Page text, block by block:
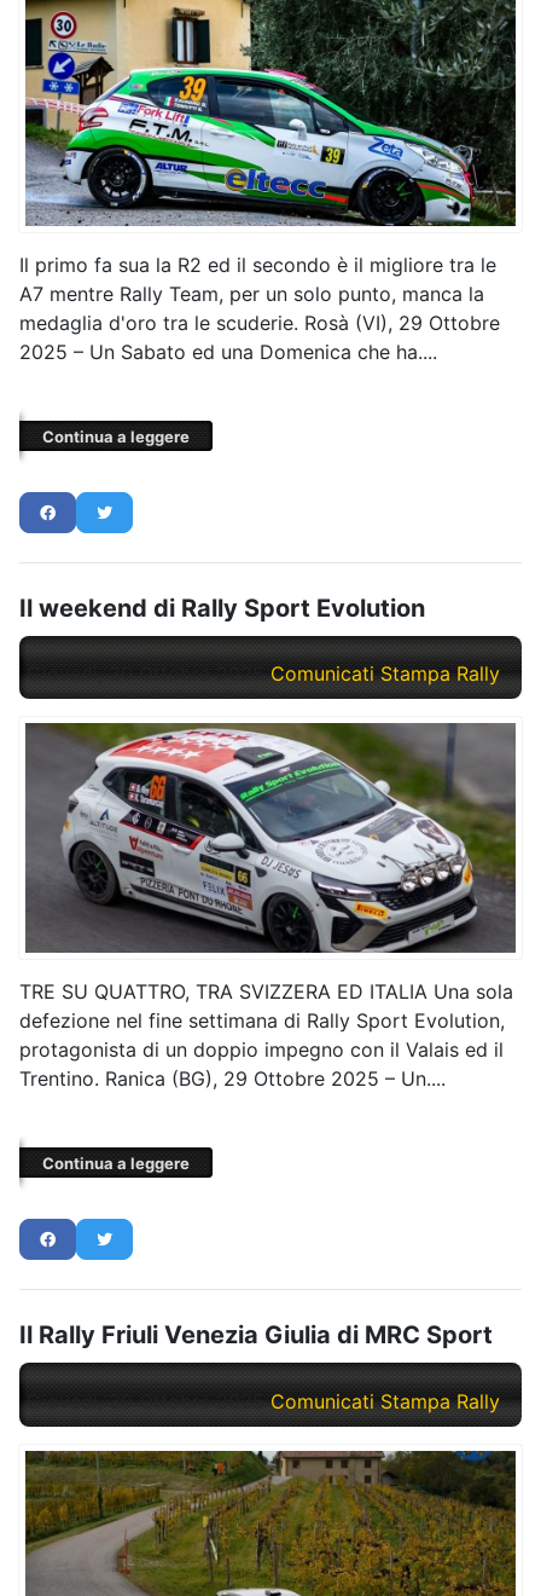
Il primo fa sua la R2 ed il secondo è il migliore tra le
A7 mentre Rally Team, per un solo punto, manca la
medaglia d'oro tra le scuderie. Rosà (VI), 29 Ottobre
2025 – Un Sabato ed una Domenica che ha....
Continua a leggere
Il weekend di Rally Sport Evolution
Giovedì, 30 Ottobre 2025 Comunicati Stampa Rally
TRE SU QUATTRO, TRA SVIZZERA ED ITALIA Una sola
defezione nel fine settimana di Rally Sport Evolution,
protagonista di un doppio impegno con il Valais ed il
Trentino. Ranica (BG), 29 Ottobre 2025 – Un....
Continua a leggere
Il Rally Friuli Venezia Giulia di MRC Sport
Giovedì, 30 Ottobre 2025 Comunicati Stampa Rally